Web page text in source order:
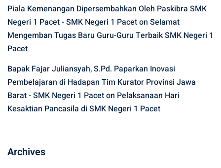
Piala Kemenangan Dipersembahkan Oleh Paskibra SMK
Negeri 1 Pacet - SMK Negeri 1 Paceton Selamat
Mengemban Tugas Baru Guru-Guru Terbaik SMK Negeri 1
Pacet
Bapak Fajar Juliansyah, S.Pd. Paparkan Inovasi
Pembelajaran di Hadapan Tim Kurator Provinsi Jawa
Barat - SMK Negeri 1 Paceton Pelaksanaan Hari
Kesaktian Pancasila di SMK Negeri 1 Pacet
Archives